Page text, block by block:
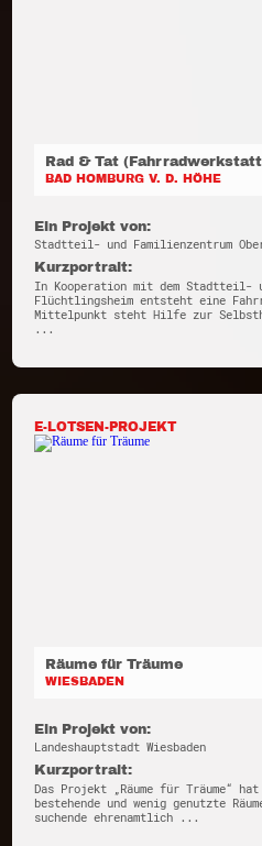
Rad & Tat
BAD HOMBURG V. D. HÖHE
Ein Projekt von:
Stadtteil- und Familienzentrum
Kurzportrait:
In Kooperation mit dem Stadtteil-
Flüchtlingsheim entsteht eine
Mittelpunkt steht Hilfe zur
...
E-LOTSEN-PROJEKT
Räume für Träume
WIESBADEN
Ein Projekt von:
Landeshauptstadt Wiesbaden
Kurzportrait:
Das Projekt „Räume für Träume“ hat
bestehende und wenig genutzte
suchende ehrenamtlich ...